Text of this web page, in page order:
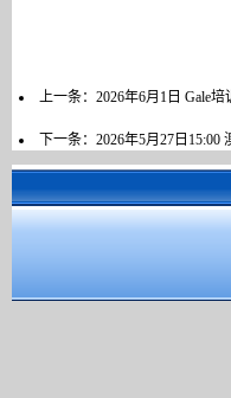
上一条： 2026年6月1日 Gale
下一条： 2026年5月27日15:00